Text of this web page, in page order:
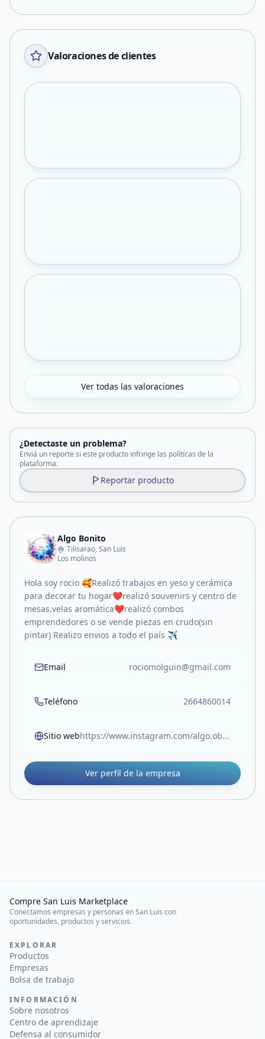
Valoraciones de clientes
Ver todas las valoraciones
¿Detectaste un problema?
Enviá un reporte si este producto infringe las políticas de la
plataforma.
Reportar producto
Algo Bonito
Tilisarao, San Luis
Los molinos
Hola soy rocio 🥰Realizó trabajos en yeso y cerámica
para decorar tu hogar❤️realizó souvenirs y centro de
mesas,velas aromática❤️realizó combos
emprendedores o se vende piezas en crudo(sin
pintar) Realizo envios a todo el país ✈️
Email rociomolguin@gmail.com
Teléfono 2664860014
Sitio web https://www.instagram.com/algo.obonit0?igsh=enplYXF3MzY5NW4x
Ver perfil de la empresa
Compre San Luis Marketplace
Conectamos empresas y personas en San Luis con
oportunidades, productos y servicios.
EXPLORAR
Productos
Empresas
Bolsa de trabajo
INFORMACIÓN
Sobre nosotros
Centro de aprendizaje
Defensa al consumidor